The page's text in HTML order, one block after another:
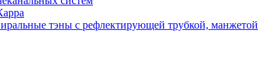
тэны с рефлектирующей трубкой, манжетой